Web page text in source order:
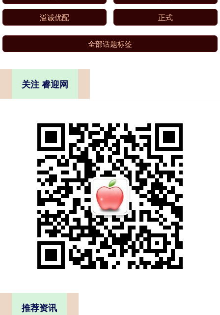
溢诚优配 正式
全部话题标签
关注 睿迎网
推荐资讯